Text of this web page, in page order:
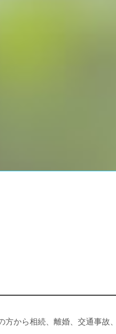
方から相続、離婚、交通事故